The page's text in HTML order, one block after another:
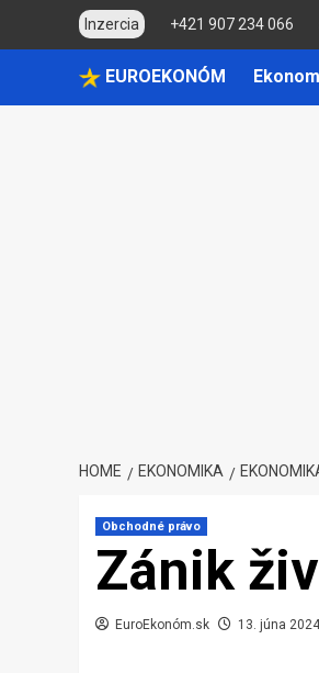
Inzercia +421 907 234 066
EUROEKONÓM
HOME EKONOMIKA
Obchodné právo
Zánik
EuroEkonóm.sk 13. júna 2024